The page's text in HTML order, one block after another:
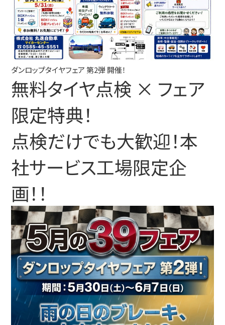
ダンロップタイヤフェア 第2弾 開催！
無料タイヤ点検 × フェア
限定特典！
点検だけでも大歓迎！本
社サービス工場限定企
画！！